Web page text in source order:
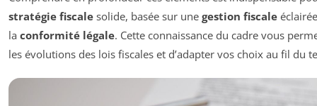
stratégie fiscale solide, basée sur une gestion fiscale
la conformité légale. Cette connaissance du cadre vous
les évolutions des lois fiscales et d’adapter vos choix au fil du